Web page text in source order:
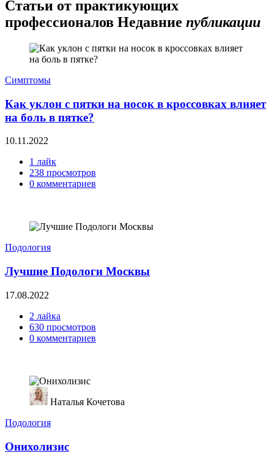
Статьи от практикующих
профессионалов Недавние публикации
Симптомы
Как уклон с пятки на носок в кроссовках влияет
на боль в пятке?
10.11.2022
1 лайк
238 просмотров
0 комментариев
Подология
Лучшие Подологи Москвы
17.08.2022
2 лайка
630 просмотров
0 комментариев
Наталья Кочетова
Подология
Онихолизис